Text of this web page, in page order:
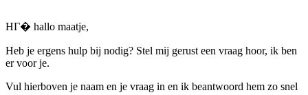
HГ� hallo maatje,
Heb je ergens hulp bij nodig? Stel mij gerust een vraag hoor, ik ben
er voor je.
Vul hierboven je naam en je vraag in en ik beantwoord hem zo snel